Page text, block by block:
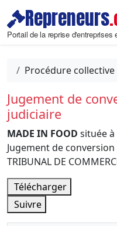
Repreneurs
Portail de la reprise d'entreprises
Procédure collective
Jugement de
judiciaire
MADE IN FOOD située à
Jugement de
TRIBUNAL DE
Télécharger
Suivre